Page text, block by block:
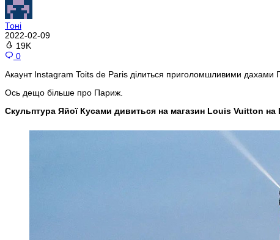
Тоні
2022-02-09
19K
0
Акаунт Instagram Toits de Paris ділиться приголомшливими дахами
Ось дещо більше про Париж.
Скульптура Яйої Кусами дивиться на магазин Louis Vuitton на